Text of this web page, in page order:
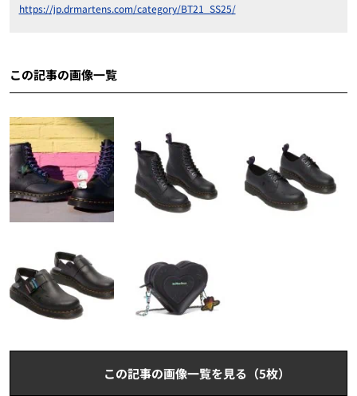
https://jp.drmartens.com/category/BT21_SS25/
この記事の画像一覧
この記事の画像一覧を見る（5枚）